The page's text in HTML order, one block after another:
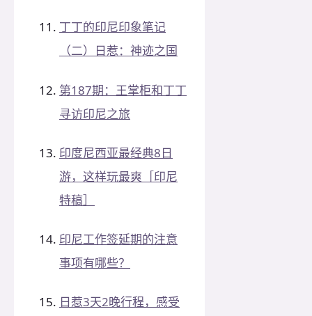
丁丁的印尼印象笔记
（二）日惹：神迹之国
第187期：王掌柜和丁丁
寻访印尼之旅
印度尼西亚最经典8日
游，这样玩最爽［印尼
特稿］
印尼工作签延期的注意
事项有哪些？
日惹3天2晚行程，感受